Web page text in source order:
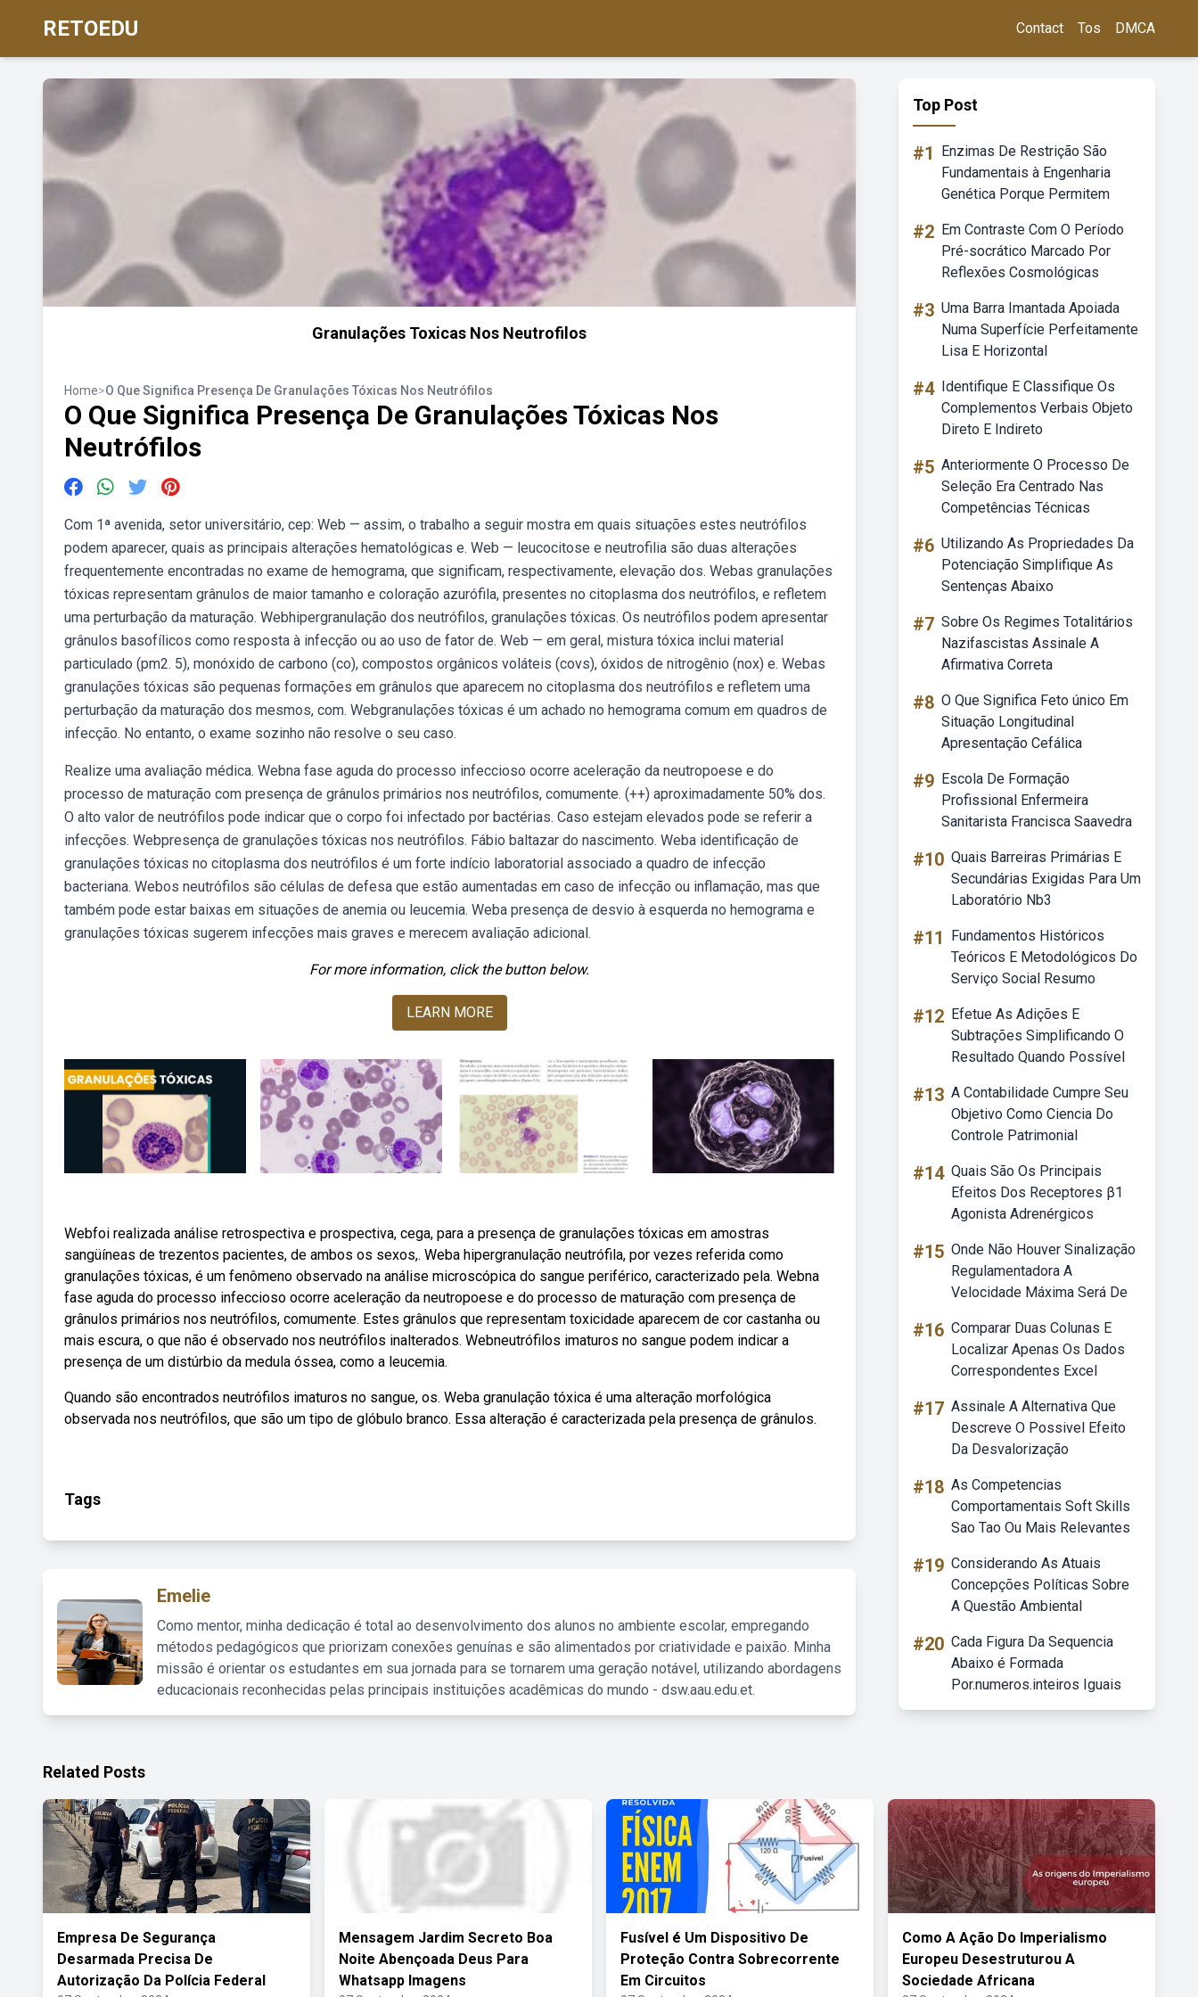
RETOEDU Contact Tos DMCA
Granulações Toxicas Nos Neutrofilos
Home>O Que Significa Presença De Granulações Tóxicas Nos Neutrófilos
O Que Significa Presença De Granulações Tóxicas Nos
Neutrófilos
Com 1ª avenida, setor universitário, cep: Web — assim, o trabalho a seguir mostra em quais situações estes neutrófilos
podem aparecer, quais as principais alterações hematológicas e. Web — leucocitose e neutrofilia são duas alterações
frequentemente encontradas no exame de hemograma, que significam, respectivamente, elevação dos. Webas granulações
tóxicas representam grânulos de maior tamanho e coloração azurófila, presentes no citoplasma dos neutrófilos, e refletem
uma perturbação da maturação. Webhipergranulação dos neutrófilos, granulações tóxicas. Os neutrófilos podem apresentar
grânulos basofílicos como resposta à infecção ou ao uso de fator de. Web — em geral, mistura tóxica inclui material
particulado (pm2. 5), monóxido de carbono (co), compostos orgânicos voláteis (covs), óxidos de nitrogênio (nox) e. Webas
granulações tóxicas são pequenas formações em grânulos que aparecem no citoplasma dos neutrófilos e refletem uma
perturbação da maturação dos mesmos, com. Webgranulações tóxicas é um achado no hemograma comum em quadros de
infecção. No entanto, o exame sozinho não resolve o seu caso.
Realize uma avaliação médica. Webna fase aguda do processo infeccioso ocorre aceleração da neutropoese e do
processo de maturação com presença de grânulos primários nos neutrófilos, comumente. (++) aproximadamente 50% dos.
O alto valor de neutrófilos pode indicar que o corpo foi infectado por bactérias. Caso estejam elevados pode se referir a
infecções. Webpresença de granulações tóxicas nos neutrófilos. Fábio baltazar do nascimento. Weba identificação de
granulações tóxicas no citoplasma dos neutrófilos é um forte indício laboratorial associado a quadro de infecção
bacteriana. Webos neutrófilos são células de defesa que estão aumentadas em caso de infecção ou inflamação, mas que
também pode estar baixas em situações de anemia ou leucemia. Weba presença de desvio à esquerda no hemograma e
granulações tóxicas sugerem infecções mais graves e merecem avaliação adicional.
For more information, click the button below.
LEARN MORE
Webfoi realizada análise retrospectiva e prospectiva, cega, para a presença de granulações tóxicas em amostras
sangüíneas de trezentos pacientes, de ambos os sexos,. Weba hipergranulação neutrófila, por vezes referida como
granulações tóxicas, é um fenômeno observado na análise microscópica do sangue periférico, caracterizado pela. Webna
fase aguda do processo infeccioso ocorre aceleração da neutropoese e do processo de maturação com presença de
grânulos primários nos neutrófilos, comumente. Estes grânulos que representam toxicidade aparecem de cor castanha ou
mais escura, o que não é observado nos neutrófilos inalterados. Webneutrófilos imaturos no sangue podem indicar a
presença de um distúrbio da medula óssea, como a leucemia.
Quando são encontrados neutrófilos imaturos no sangue, os. Weba granulação tóxica é uma alteração morfológica
observada nos neutrófilos, que são um tipo de glóbulo branco. Essa alteração é caracterizada pela presença de grânulos.
Tags
Emelie
Como mentor, minha dedicação é total ao desenvolvimento dos alunos no ambiente escolar, empregando
métodos pedagógicos que priorizam conexões genuínas e são alimentados por criatividade e paixão. Minha
missão é orientar os estudantes em sua jornada para se tornarem uma geração notável, utilizando abordagens
educacionais reconhecidas pelas principais instituições acadêmicas do mundo - dsw.aau.edu.et.
Top Post
#1
Enzimas De Restrição São
Fundamentais à Engenharia
Genética Porque Permitem
#2 Em Contraste Com O Período
Pré-socrático Marcado Por
Reflexões Cosmológicas
#3 Uma Barra Imantada Apoiada
Numa Superfície Perfeitamente
Lisa E Horizontal
#4 Identifique E Classifique Os
Complementos Verbais Objeto
Direto E Indireto
#5 Anteriormente O Processo De
Seleção Era Centrado Nas
Competências Técnicas
#6 Utilizando As Propriedades Da
Potenciação Simplifique As
Sentenças Abaixo
#7 Sobre Os Regimes Totalitários
Nazifascistas Assinale A
Afirmativa Correta
#8 O Que Significa Feto único Em
Situação Longitudinal
Apresentação Cefálica
#9 Escola De Formação
Profissional Enfermeira
Sanitarista Francisca Saavedra
#10 Quais Barreiras Primárias E
Secundárias Exigidas Para Um
Laboratório Nb3
#11
Fundamentos Históricos
Teóricos E Metodológicos Do
Serviço Social Resumo
#12 Efetue As Adições E
Subtrações Simplificando O
Resultado Quando Possível
#13 A Contabilidade Cumpre Seu
Objetivo Como Ciencia Do
Controle Patrimonial
#14 Quais São Os Principais
Efeitos Dos Receptores β1
Agonista Adrenérgicos
#15 Onde Não Houver Sinalização
Regulamentadora A
Velocidade Máxima Será De
#16 Comparar Duas Colunas E
Localizar Apenas Os Dados
Correspondentes Excel
#17 Assinale A Alternativa Que
Descreve O Possivel Efeito
Da Desvalorização
#18 As Competencias
Comportamentais Soft Skills
Sao Tao Ou Mais Relevantes
#19 Considerando As Atuais
Concepções Políticas Sobre
A Questão Ambiental
#20 Cada Figura Da Sequencia
Abaixo é Formada
Por.numeros.inteiros Iguais
Related Posts
Empresa De Segurança
Desarmada Precisa De
Autorização Da Polícia Federal
Mensagem Jardim Secreto Boa
Noite Abençoada Deus Para
Whatsapp Imagens
Fusível é Um Dispositivo De
Proteção Contra Sobrecorrente
Em Circuitos
Como A Ação Do Imperialismo
Europeu Desestruturou A
Sociedade Africana